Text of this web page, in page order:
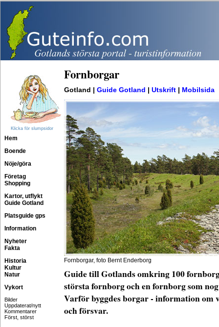
Klicka för slumpsidor
Hem
Boende
Nöje/göra
Företag
Shopping
Kartor, utflykt
Guide Gotland
Platsguide gps
Information
Nyheter
Fakta
Historia
Kultur
Natur
Vykort
Bilder
Uppdaterat/nytt
Kommentarer
Först, störst
Fornborgar
Gotland | Guide Gotland Utskrift Mobilsida
Fornborgar, foto Bernt Enderborg
Guide till Gotlands omkring 100
största fornborg och en fornborg som
Varför byggdes borgar - information om
och försvar.